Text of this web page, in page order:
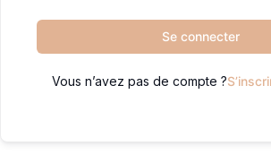
Se connecter
Vous n’avez pas de compte ?